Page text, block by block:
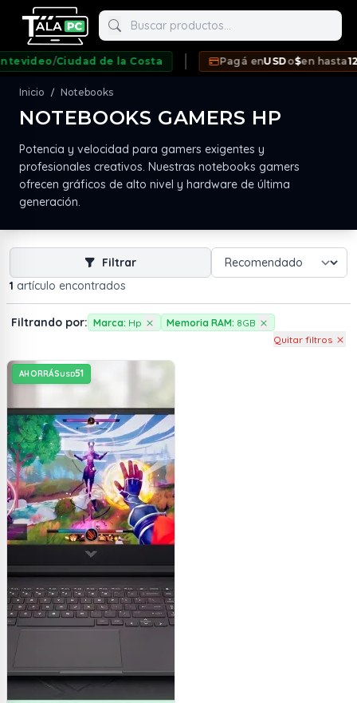
Buscar productos
/Ciudad de la Costa Pagá enUSDo$en hasta12
Inicio / Notebooks
NOTEBOOKS GAMERS HP
Potencia y velocidad para gamers exigentes y
profesionales creativos. Nuestras notebooks gamers
ofrecen gráficos de alto nivel y hardware de última
generación.
1 artículo encontrados
Filtrar
Filtrando por: Marca: Hp Memoria RAM: 8GB
Quitar filtros
AHORRÁSUSD51